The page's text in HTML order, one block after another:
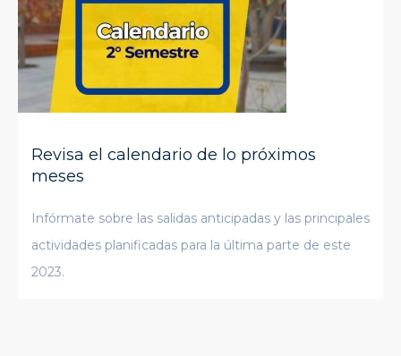
Revisa el calendario de lo próximos
meses
Infórmate sobre las salidas anticipadas y las principales
actividades planificadas para la última parte de este
2023.